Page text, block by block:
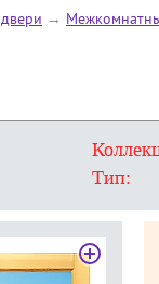
→
Тип: